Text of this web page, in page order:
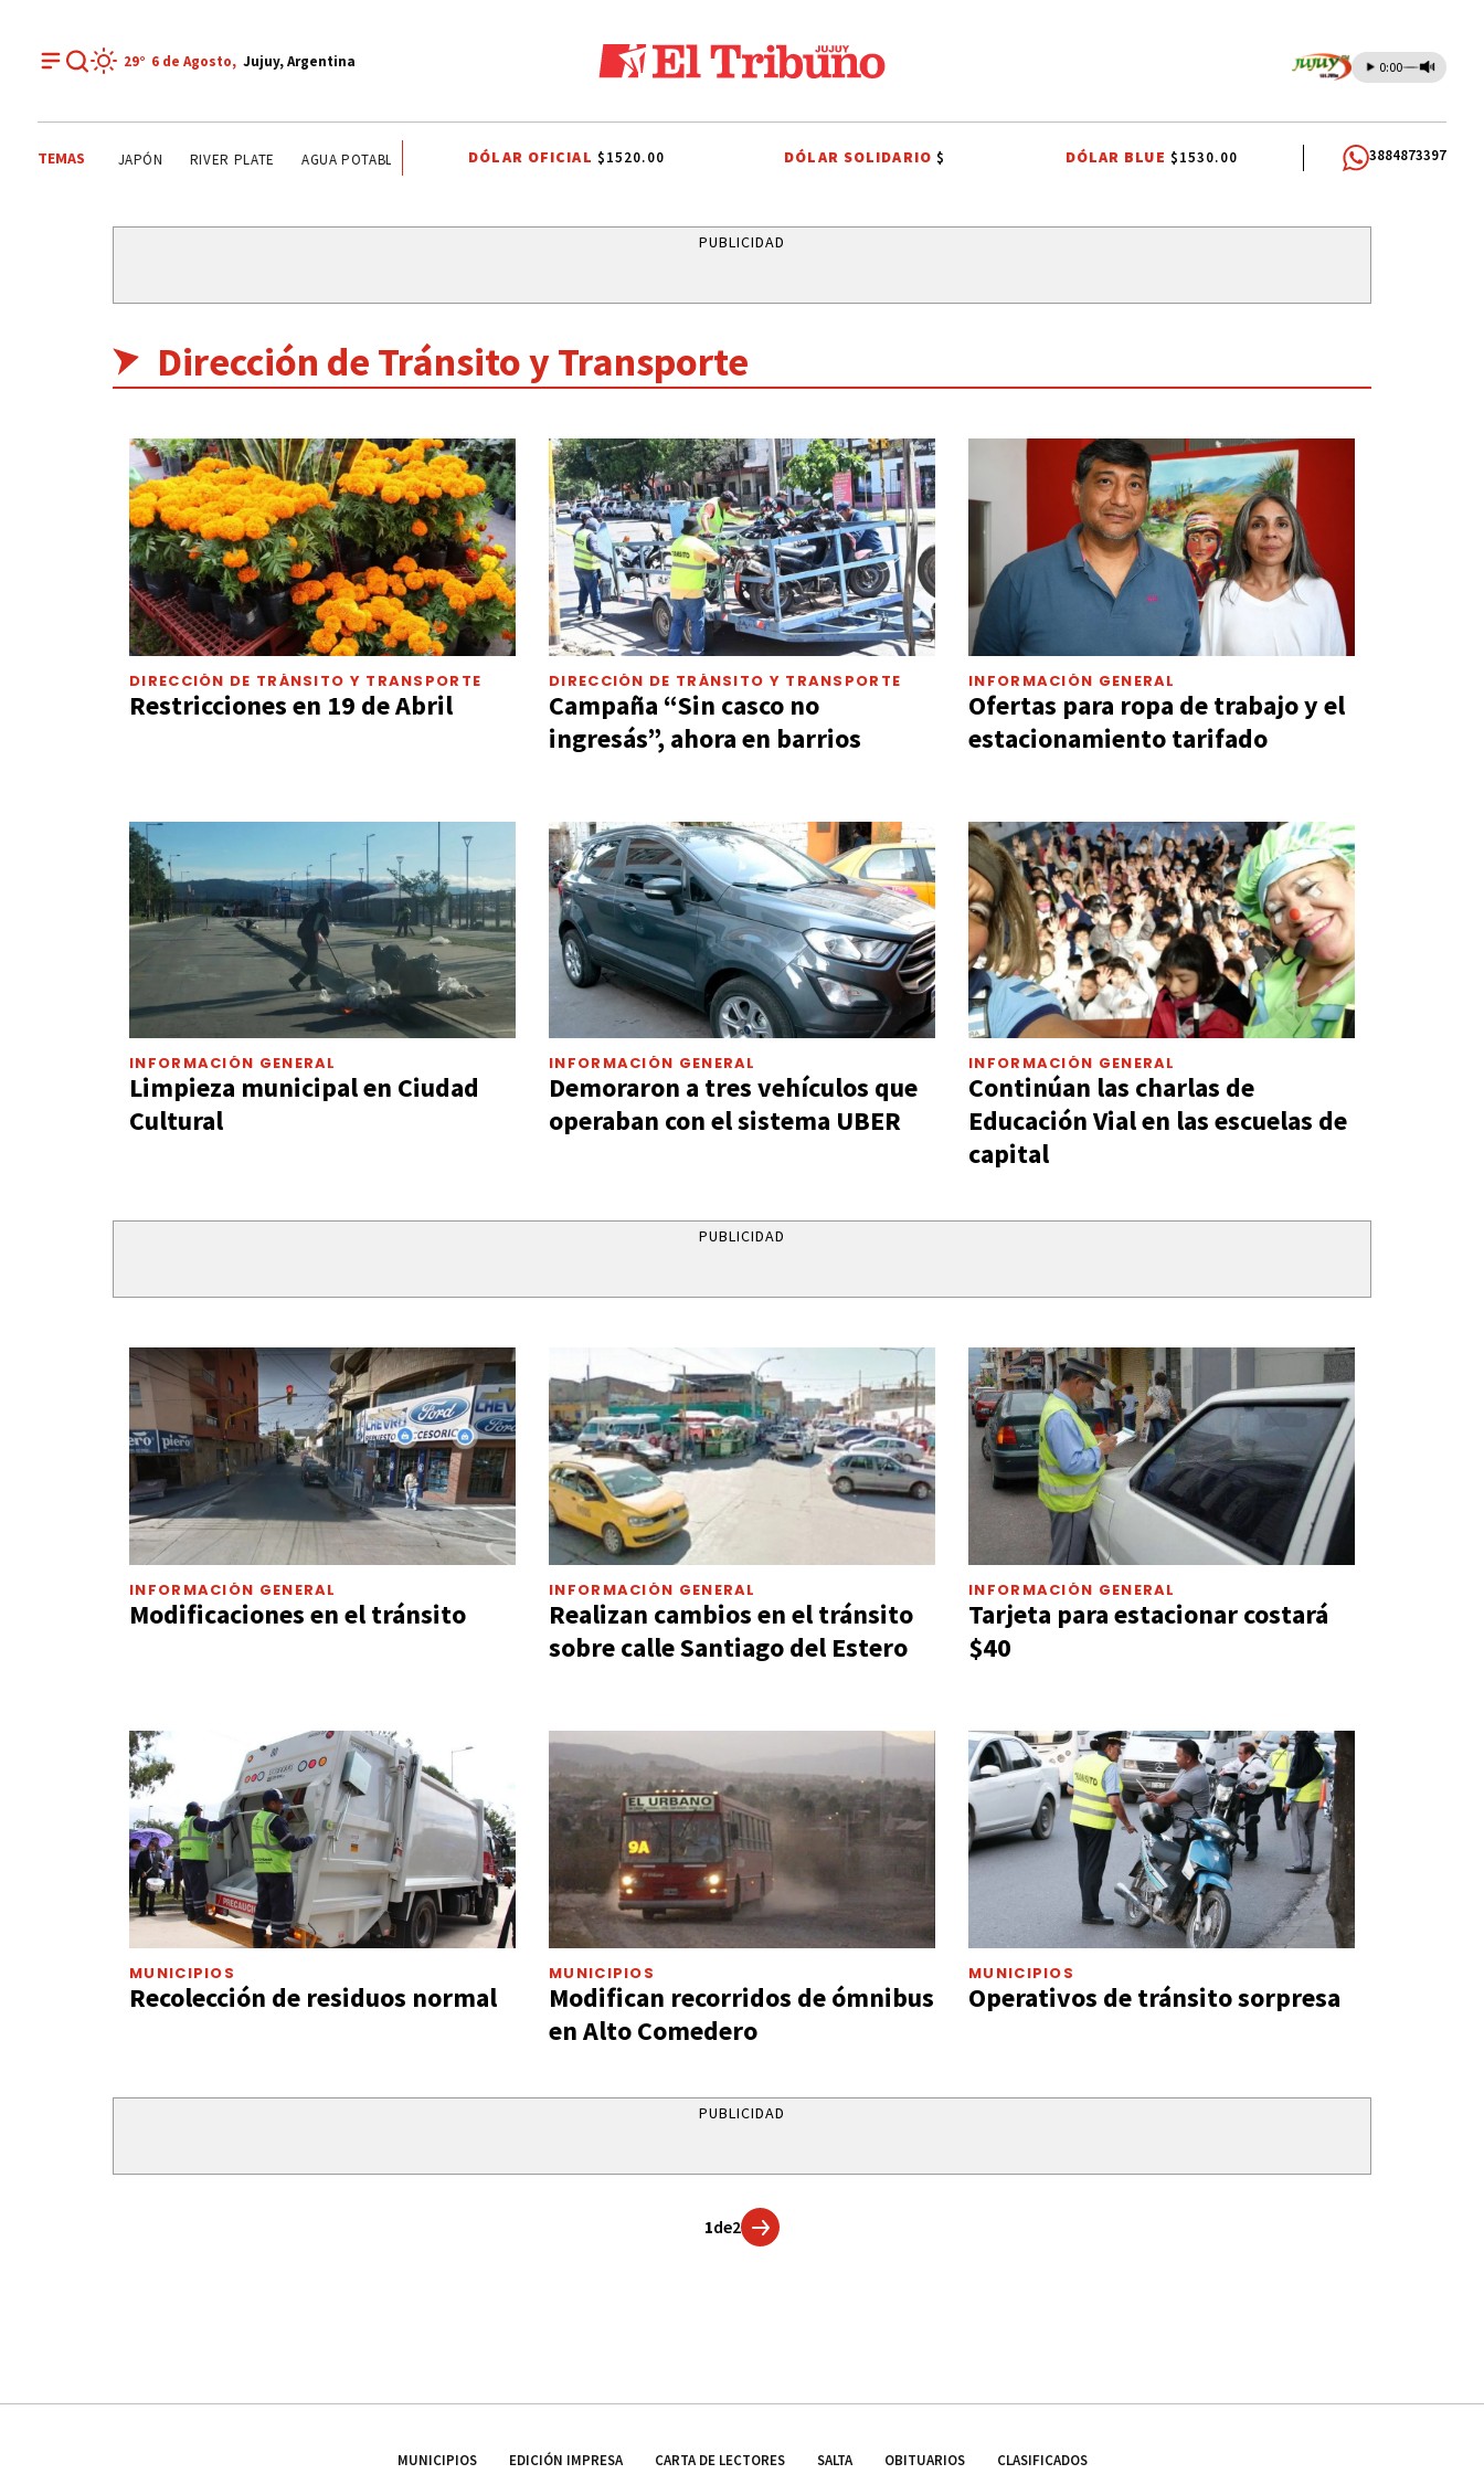
29° 6 de Agosto, Jujuy, Argentina 0:00
TEMAS JAPÓN RIVER PLATE AGUA POTABLE AGUA POTABLE SANTISIMO SALVADOR CARLOS SADIR ALTO COMEDERO
DÓLAR OFICIAL $1520.00 DÓLAR SOLIDARIO$ DÓLAR BLUE $1530.00 3884873397
PUBLICIDAD
Dirección de Tránsito y Transporte
DIRECCIÓN DE TRÁNSITO Y TRANSPORTE
Restricciones en 19 de Abril
DIRECCIÓN DE TRÁNSITO Y TRANSPORTE
Campaña “Sin casco no
ingresás”, ahora en barrios
INFORMACIÓN GENERAL
Ofertas para ropa de trabajo y el
estacionamiento tarifado
INFORMACIÓN GENERAL
Limpieza municipal en Ciudad
Cultural
INFORMACIÓN GENERAL
Demoraron a tres vehículos que
operaban con el sistema UBER
INFORMACIÓN GENERAL
Continúan las charlas de
Educación Vial en las escuelas de
capital
PUBLICIDAD
INFORMACIÓN GENERAL
Modificaciones en el tránsito
INFORMACIÓN GENERAL
Realizan cambios en el tránsito
sobre calle Santiago del Estero
INFORMACIÓN GENERAL
Tarjeta para estacionar costará
$40
MUNICIPIOS
Recolección de residuos normal
MUNICIPIOS
Modifican recorridos de ómnibus
en Alto Comedero
MUNICIPIOS
Operativos de tránsito sorpresa
PUBLICIDAD
1de2
MUNICIPIOS EDICIÓN IMPRESA CARTA DE LECTORES SALTA OBITUARIOS CLASIFICADOS